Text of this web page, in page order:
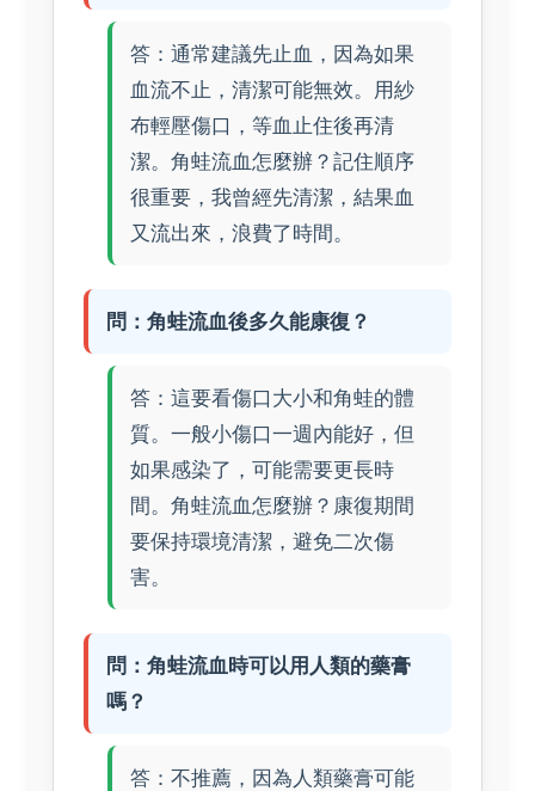
答：通常建議先止血，因為如果
血流不止，清潔可能無效。用紗
布輕壓傷口，等血止住後再清
潔。角蛙流血怎麼辦？記住順序
很重要，我曾經先清潔，結果血
又流出來，浪費了時間。
問：角蛙流血後多久能康復？
答：這要看傷口大小和角蛙的體
質。一般小傷口一週內能好，但
如果感染了，可能需要更長時
間。角蛙流血怎麼辦？康復期間
要保持環境清潔，避免二次傷
害。
問：角蛙流血時可以用人類的藥膏
嗎？
答：不推薦，因為人類藥膏可能